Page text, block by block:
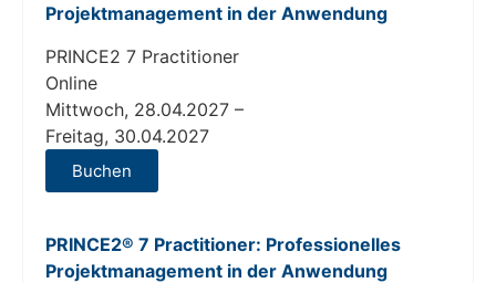
Projektmanagement in der Anwendung
PRINCE2 7 Practitioner
Online
Mittwoch, 28.04.2027 –
Freitag, 30.04.2027
Buchen
PRINCE2® 7 Practitioner: Professionelles
Projektmanagement in der Anwendung